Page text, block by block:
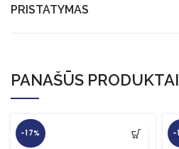
PRISTATYMAS
PANAŠŪS PRODUKTAI
-17% -